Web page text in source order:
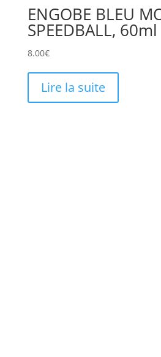
ENGOBE BLEU
SPEEDBALL, 60ml
8.00€
Lire la suite